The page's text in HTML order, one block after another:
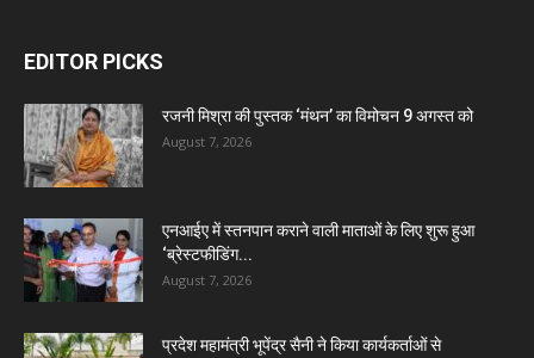
EDITOR PICKS
रजनी मिश्रा की पुस्तक ‘मंथन’ का विमोचन 9 अगस्त को
August 7, 2026
एनआईए में स्तनपान कराने वाली माताओं के लिए शुरू हुआ
‘ब्रेस्टफीडिंग...
August 7, 2026
प्रदेश महामंत्री भूपेंद्र सैनी ने किया कार्यकर्ताओं से